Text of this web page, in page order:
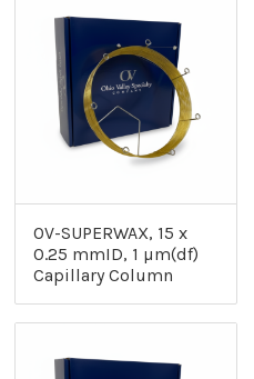
OV-SUPERWAX, 15 x
0.25 mmID, 1 µm(df)
Capillary Column